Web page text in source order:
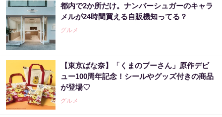
都内で2か所だけ。ナンバーシュガーのキャラ
メルが24時間買える自販機知ってる？
グルメ
【東京ばな奈】「くまのプーさん」原作デビ
ュー100周年記念！シールやグッズ付きの商品
が登場♡
グルメ